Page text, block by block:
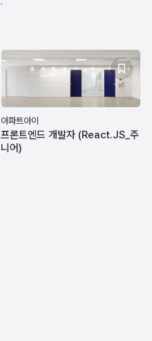
아파트아이
프론트엔드 개발자 (React.JS_주
니어)